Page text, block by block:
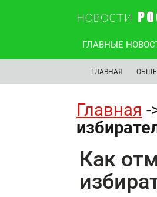
ГЛАВНЫЕ
ГЛАВНАЯ
Главная -
Как